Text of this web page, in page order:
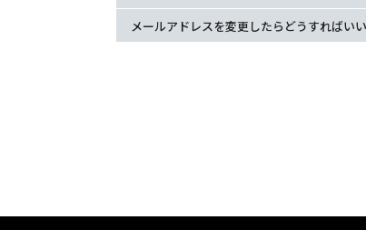
メールアドレスを変更したらどうすればい